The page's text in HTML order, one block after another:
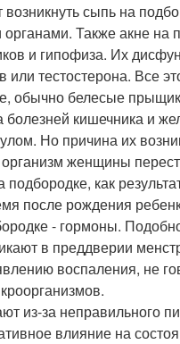
сыпь на
Также акне
и гипофиза. Их
тестостерона. Все
обычно белесые
кишечника и
Но причина их
женщины
как
после рождения
- гормоны.
в преддверии
воспаления, не
из-за неправильного
влияние на